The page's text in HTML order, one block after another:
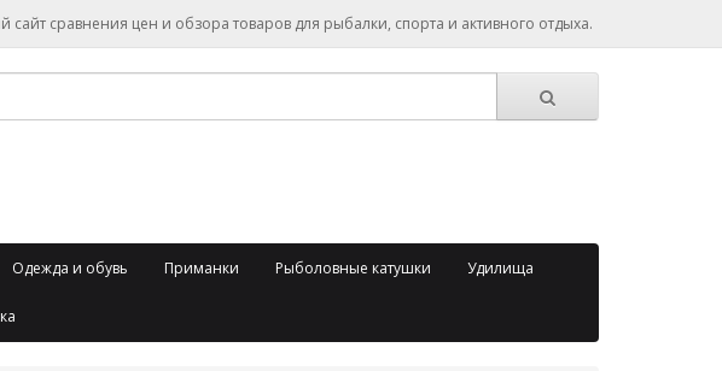
сравнения цен и обзора товаров для рыбалки, спорта и активного отдыха.
Одежда и обувь Приманки Рыболовные катушки Удилища